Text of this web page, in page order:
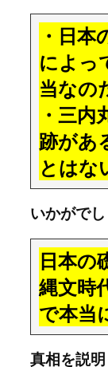
・日
によっ
当なの
・三
跡があ
とはな
いかがで
日本の
縄文時
で本当
真相を説明